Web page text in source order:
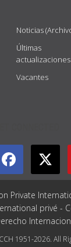
Noticias
Últimas
actualizaciones
Vacantes
Private
privé -
1951-2026. All